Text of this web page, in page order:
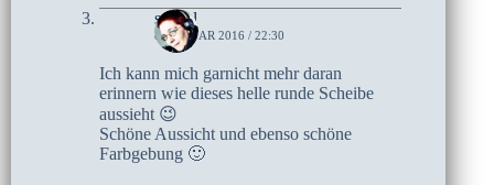
stoffel
8. JANUAR 2016 / 22:30
Ich kann mich garnicht mehr daran
erinnern wie dieses helle runde Scheibe
aussieht 😉
Schöne Aussicht und ebenso schöne
Farbgebung 🙂